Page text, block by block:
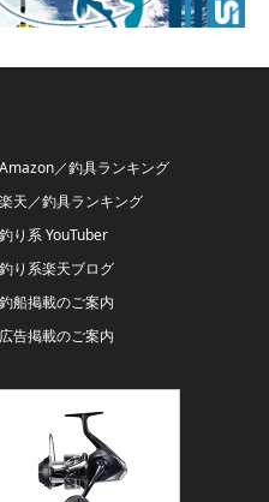
Amazon／釣具ランキング
楽天／釣具ランキング
釣り系 YouTuber
釣り系楽天ブログ
釣船掲載のご案内
広告掲載のご案内